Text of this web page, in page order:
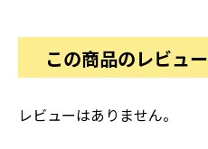
この商品のレビュー
レビューはありません。